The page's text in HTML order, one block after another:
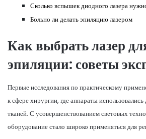
Сколько вспышек диодного лазера
Больно ли делать эпиляцию лазером
Как выбрать лазер
эпиляции: советы
Первые исследования по практическому
к сфере хирургии, где аппараты
тканей. С усовершенствованием световых
оборудование стало широко применяться для